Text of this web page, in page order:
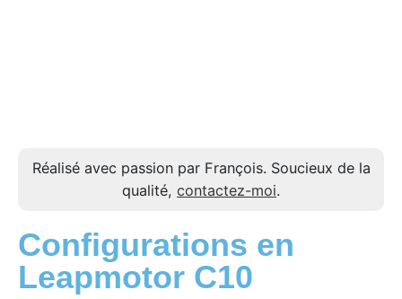
Réalisé avec passion par François. Soucieux de la
qualité, contactez-moi.
Configurations en
Leapmotor C10